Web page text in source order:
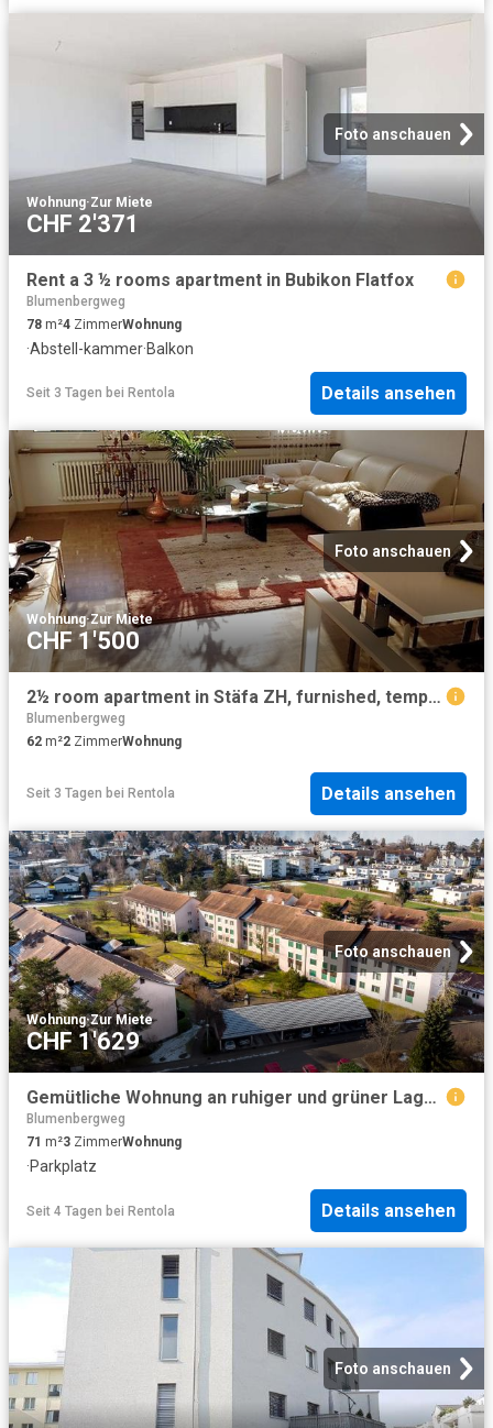
Foto anschauen
Wohnung·Zur Miete
CHF 2'371
Rent a 3 ½ rooms apartment in Bubikon Flatfox
Blumenbergweg
78 m²4 ZimmerWohnung
·Abstell-kammer·Balkon
Seit 3 Tagen bei Rentola Details ansehen
Foto anschauen
Wohnung·Zur Miete
CHF 1'500
2½ room apartment in Stäfa ZH, furnished, temporary
Blumenbergweg
62 m²2 ZimmerWohnung
Seit 3 Tagen bei Rentola Details ansehen
Foto anschauen
Wohnung·Zur Miete
CHF 1'629
Gemütliche Wohnung an ruhiger und grüner Lage Befristet bis 31.10.2027
Blumenbergweg
71 m²3 ZimmerWohnung
·Parkplatz
Seit 4 Tagen bei Rentola Details ansehen
Foto anschauen